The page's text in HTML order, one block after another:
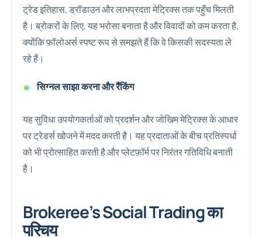
ट्रेड इतिहास, ड्रॉडाउन और लाभप्रदता मेट्रिक्स तक पहुँच मिलती
है। ब्रोकरों के लिए, यह भरोसा बनाता है और विवादों को कम करता है,
क्योंकि फ़ॉलोअर्स स्पष्ट रूप से समझते हैं कि वे किसकी सदस्यता ले
रहे हैं।
सिग्नल साझा करना और रैंकिंग
यह सुविधा उपयोगकर्ताओं को प्रदर्शन और जोखिम मेट्रिक्स के आधार
पर ट्रेडर्स खोजने में मदद करती है। यह प्रदाताओं के बीच प्रतिस्पर्धा
को भी प्रोत्साहित करती है और प्लेटफ़ॉर्म पर निरंतर गतिविधि बनाती
है।
Brokeree’s Social Trading का
परिचय